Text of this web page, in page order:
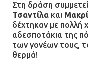
Στη δράση
Τσαντίλα και
δέχτηκαν με
αδεσποτάκια της
των γονέων τους,
θερμά!